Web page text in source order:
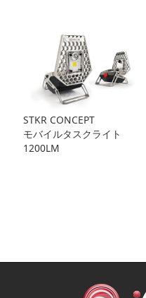
STKR CONCEPT
モバイルタスクライト
1200LM